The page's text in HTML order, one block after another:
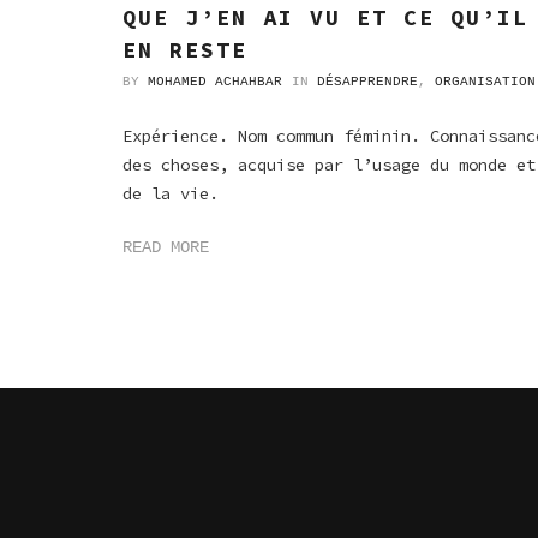
QUE J’EN AI VU ET CE QU’IL
EN RESTE
BY MOHAMED ACHAHBAR IN DÉSAPPRENDRE , ORGANISATION
Expérience. Nom commun féminin.
des choses, acquise par l’usage du monde et
de la vie.
READ MORE